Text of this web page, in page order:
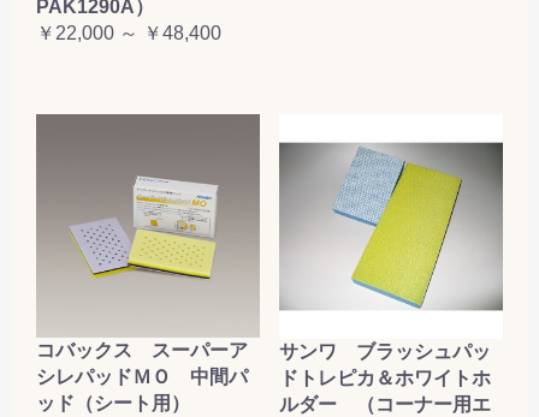
PAK1290A）
￥22,000 ～ ￥48,400
コバックス スーパーア
シレパッドＭＯ 中間パ
ッド（シート用）
サンワ ブラッシュパッ
ドトレピカ＆ホワイトホ
ルダー （コーナー用エ